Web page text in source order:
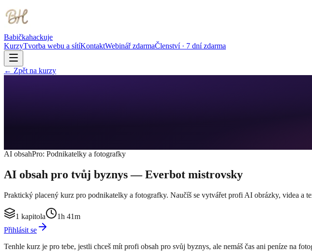
Babičkahackuje
KurzyTvorba webu a sítíKontaktWebinář zdarmaČlenství · 7 dní zdarma
← Zpět na kurzy
AI obsahPro: Podnikatelky a fotografky
AI obsah pro tvůj byznys — Everbot mistrovsky
Praktický placený kurz pro podnikatelky a fotografky. Naučíš se vytvářet profi AI obrázky, videa a
1 kapitola
1h 41m
Přihlásit se
Tenhle kurz je pro tebe, jestli chceš mít profi obsah pro svůj byznys, ale nemáš čas ani peníze na